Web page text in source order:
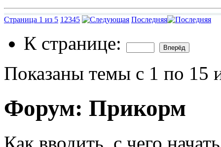
Страница 1 из 5 1 2345 Последняя
К странице:
Показаны темы с 1 по 15
Форум: Прикорм